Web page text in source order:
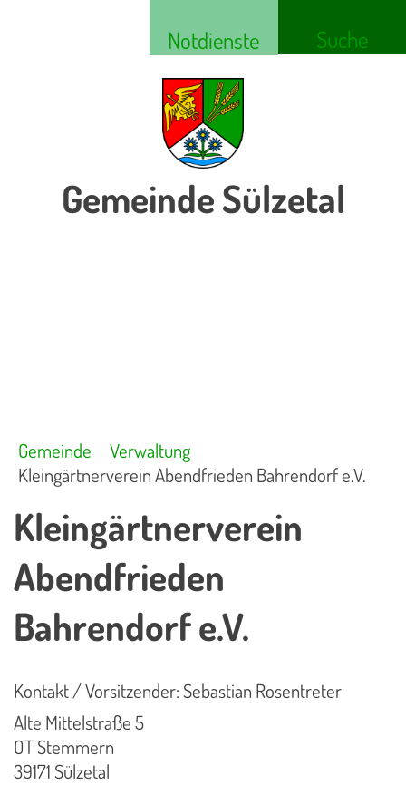
Notdienste Suche
Gemeinde Sülzetal
Gemeinde
Verwaltung
Kleingärtnerverein Abendfrieden Bahrendorf e.V.
Kleingärtnerverein
Abendfrieden
Bahrendorf e.V.
Kontakt / Vorsitzender: Sebastian Rosentreter
Alte Mittelstraße 5
OT Stemmern
39171 Sülzetal